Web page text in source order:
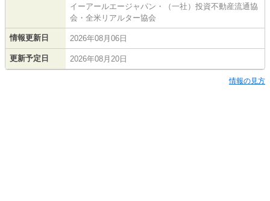
イーアールエージャパン・（一社）投資不動産流通協
会・全米リアルター協会
情報更新日 2026年08月06日
更新予定日 2026年08月20日
情報の見方